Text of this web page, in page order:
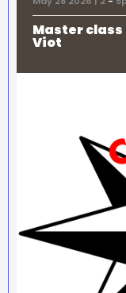
Master
Viot